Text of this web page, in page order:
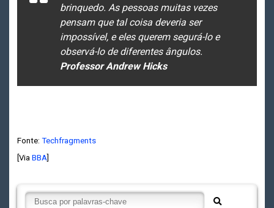
brinquedo. As pessoas muitas vezes
pensam que tal coisa deveria ser
impossível, e eles querem segurá-lo e
observá-lo de diferentes ângulos.
Professor Andrew Hicks
Fonte: Techfragments
[Via BBA]